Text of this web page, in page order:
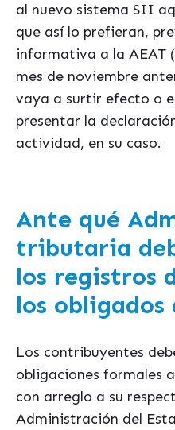
al nuevo sistema SII
que así lo prefieran,
informativa a la AEAT
mes de noviembre
vaya a surtir efecto o
presentar la
actividad, en su caso.
Ante qué
tributaria
los registros
los
Los contribuyentes
obligaciones formales
con arreglo a su
Administración del